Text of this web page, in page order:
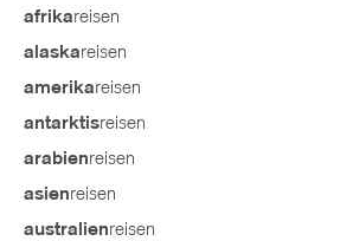
afrikareisen
alaskareisen
amerikareisen
antarktisreisen
arabienreisen
asienreisen
australienreisen